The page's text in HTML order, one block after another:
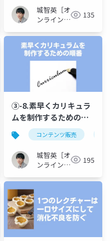
ライン講座カリキュラ
ムの作り方！アウトラ
インを作り込む台本制
作で「話せない…」を
無くす
城智英［オ
ンライン講
ター］
135
オンライン講座 カリキュラム制作
③-8.素早くカリキュラ
ムを制作するための順
番@受講生が満足しフ
ァン化するオンライン
講座カリキュラムの作
り方！アウトラインを
作り込む台本制作で
「話せない…」を無く
す
コンテンツ販売
城智英［オ
ンライン講
ター］
195